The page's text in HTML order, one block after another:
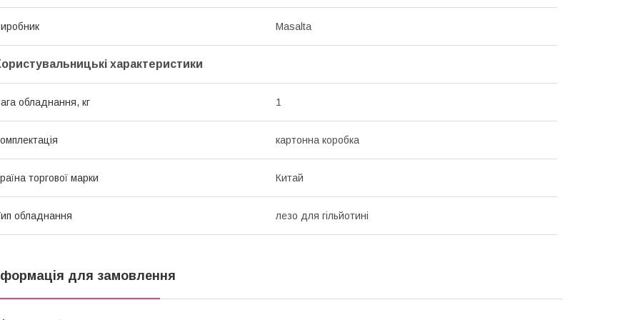
Masalta
характеристики
обладнання, кг 1
картонна коробка
торгової марки Китай
обладнання лезо для гільйотині
для замовлення